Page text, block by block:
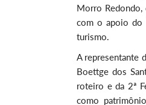
Morro Redondo,
com o apoio do
turismo.
A representante
Boettge dos
roteiro e da 2ª
como